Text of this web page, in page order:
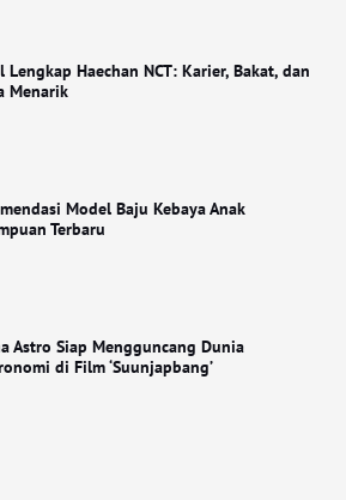
Lengkap Haechan NCT: Karier, Bakat, dan
Menarik
Model Baju Kebaya Anak
Terbaru
Astro Siap Mengguncang Dunia
di Film ‘Suunjapbang’